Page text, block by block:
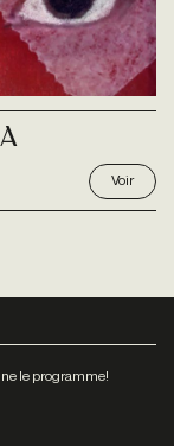
Voir
le programme!